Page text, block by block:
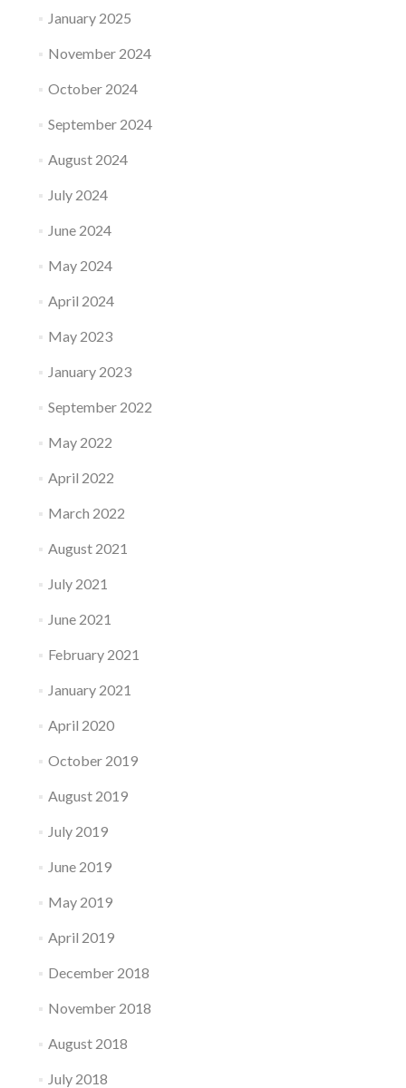
January 2025
November 2024
October 2024
September 2024
August 2024
July 2024
June 2024
May 2024
April 2024
May 2023
January 2023
September 2022
May 2022
April 2022
March 2022
August 2021
July 2021
June 2021
February 2021
January 2021
April 2020
October 2019
August 2019
July 2019
June 2019
May 2019
April 2019
December 2018
November 2018
August 2018
July 2018